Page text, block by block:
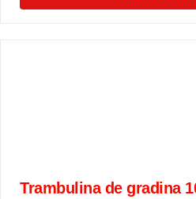
Trambulina de gradina